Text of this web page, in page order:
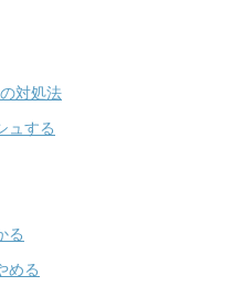
対処法
ュする
る
める